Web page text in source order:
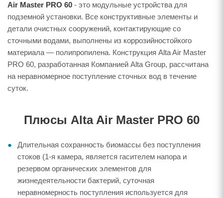
Air Master PRO 60 - это модульные устройства для
подземной установки. Все конструктивные элементы и
детали очистных сооружений, контактирующие со
сточными водами, выполнены из коррозийностойкого
материала — полипропилена. Конструкция Alta Air Master
PRO 60, разработанная Компанией Alta Group, рассчитана
на неравномерное поступление сточных вод в течение
суток.
Плюсы Alta Air Master PRO 60
Длительная сохранность биомассы без поступления
стоков (1-я камера, является гасителем напора и
резервом органических элементов для
жизнедеятельности бактерий, суточная
неравномерность поступления используется для